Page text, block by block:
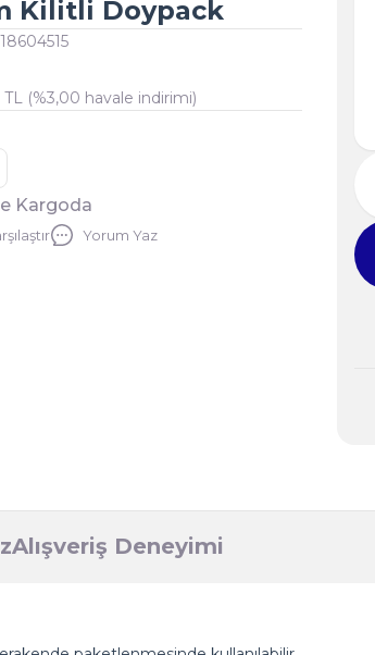
Kilitli Doypack
TL (%3,00 havale indirimi)
Kargoda
Yorum Yaz
Alışveriş Deneyimi